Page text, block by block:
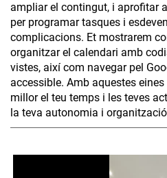
ampliar el contingut, i aprofitar
per programar tasques i
complicacions. Et mostrarem
organitzar el calendari amb
vistes, així com navegar pel
accessible. Amb aquestes
millor el teu temps i les teves
la teva autonomia i